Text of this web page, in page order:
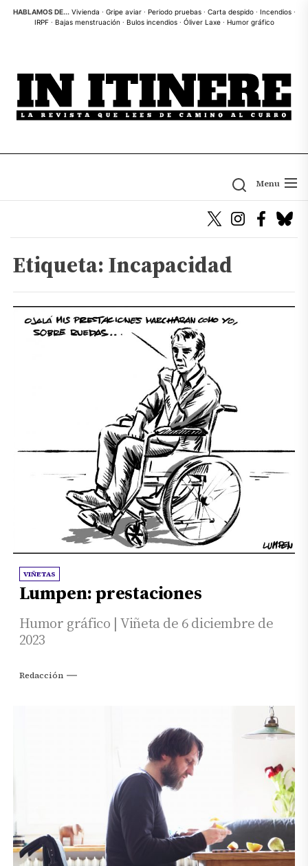
SkipHABLAMOS DE... Vivienda · Gripe aviar· Periodo pruebas· Carta despido· Incendios·
IRPF· Bajas menstruación · Bulos incendios· Óliver Laxe· Humor gráfico
Menu
Etiqueta:Incapacidad
VIÑETAS
Lumpen: prestaciones
Humor gráfico | Viñeta de 6 diciembre de
2023
Redacción